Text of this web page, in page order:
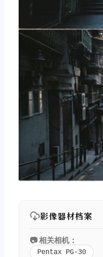
影像器材档案
📷 相关相机：
Pentax PG-30